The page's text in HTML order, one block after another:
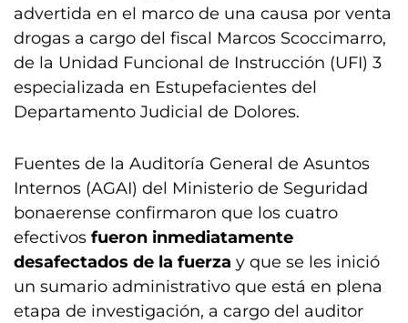
advertida en el marco de una causa por venta
drogas a cargo del fiscal Marcos Scoccimarro,
de la Unidad Funcional de Instrucción (UFI) 3
especializada en Estupefacientes del
Departamento Judicial de Dolores.
Fuentes de la Auditoría General de Asuntos
Internos (AGAI) del Ministerio de Seguridad
bonaerense confirmaron que los cuatro
efectivos fueron inmediatamente
desafectados de la fuerza y que se les inició
un sumario administrativo que está en plena
etapa de investigación, a cargo del auditor